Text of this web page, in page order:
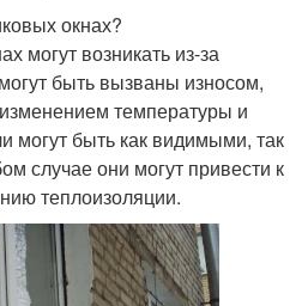
окнах?
могут возникать из-за
быть вызваны износом,
температуры и
могут быть как видимыми, так
случае они могут привести к
теплоизоляции.